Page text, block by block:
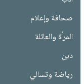
صحافة وإعلام
المرأة والعائلة
دين
رياضة وتسالي